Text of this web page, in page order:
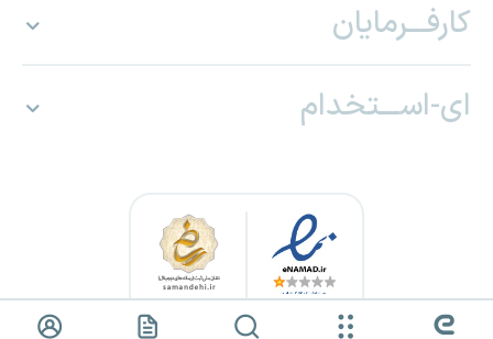
کارفـــرمایان
ای-اســـتخدام